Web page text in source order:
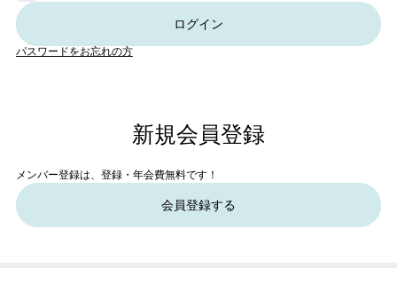
ログイン
パスワードをお忘れの方
新規会員登録
メンバー登録は、登録・年会費無料です！
会員登録する